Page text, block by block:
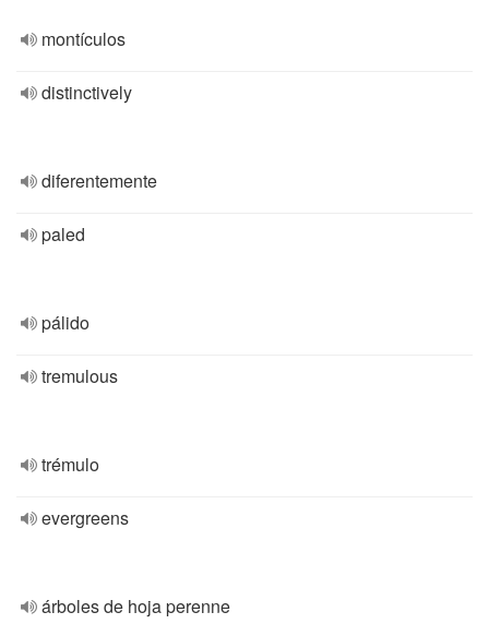
montículos
distinctively
diferentemente
paled
pálido
tremulous
trémulo
evergreens
árboles de hoja perenne